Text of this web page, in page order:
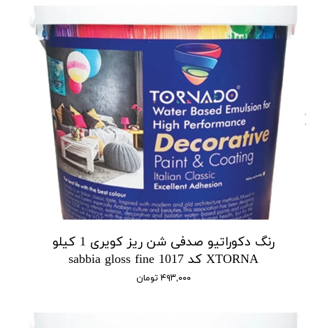
رنگ دکوراتیو صدفی شن ریز کویری 1 کیلو
XTORNA کد 1017 sabbia gloss fine
۴۹۳,۰۰۰ تومان